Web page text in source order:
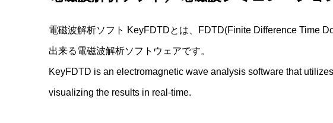
電磁波解析ソフト KeyFDTDとは、FDTD(Finite Difference Time
出来る電磁波解析ソフトウェアです。
KeyFDTD is an electromagnetic wave analysis software that
visualizing the results in real-time.